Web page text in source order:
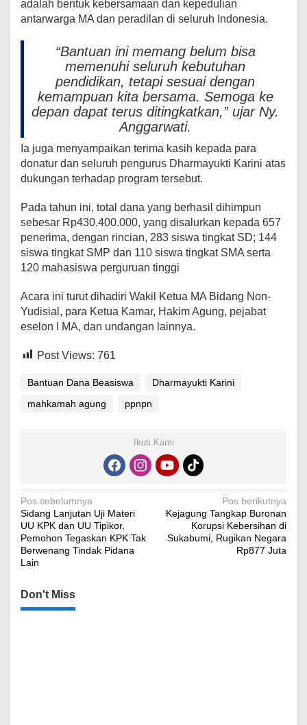
adalah bentuk kebersamaan dan kepedulian
antarwarga MA dan peradilan di seluruh Indonesia.
“Bantuan ini memang belum bisa
memenuhi seluruh kebutuhan
pendidikan, tetapi sesuai dengan
kemampuan kita bersama. Semoga ke
depan dapat terus ditingkatkan,” ujar Ny.
Anggarwati.
Ia juga menyampaikan terima kasih kepada para
donatur dan seluruh pengurus Dharmayukti Karini atas
dukungan terhadap program tersebut.
Pada tahun ini, total dana yang berhasil dihimpun
sebesar Rp430.400.000, yang disalurkan kepada 657
penerima, dengan rincian, 283 siswa tingkat SD; 144
siswa tingkat SMP dan 110 siswa tingkat SMA serta
120 mahasiswa perguruan tinggi
Acara ini turut dihadiri Wakil Ketua MA Bidang Non-
Yudisial, para Ketua Kamar, Hakim Agung, pejabat
eselon I MA, dan undangan lainnya.
Post Views: 761
Bantuan Dana Beasiswa
Dharmayukti Karini
mahkamah agung
ppnpn
Ikuti Kami
Navigasi
pos
Pos sebelumnya
Sidang Lanjutan Uji Materi
UU KPK dan UU Tipikor,
Pemohon Tegaskan KPK Tak
Berwenang Tindak Pidana
Lain
Pos berikutnya
Kejagung Tangkap Buronan
Korupsi Kebersihan di
Sukabumi, Rugikan Negara
Rp877 Juta
Don't Miss